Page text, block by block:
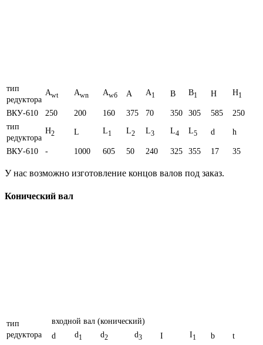
тип
редуктора
Awt Awn Awб A A1 B B1 H H1
ВКУ-610 250 200 160 375 70 350 305 585
250
тип
редуктора
H2 L L1 L2 L3 L4 L5 d h
ВКУ-610 - 1000 605 50 240 325 355 17 35
У нас возможно изготовление концов валов под заказ.
Конический вал
тип
редуктора
входной вал (конический)
d
d1 d2 d3 I I1 b
t